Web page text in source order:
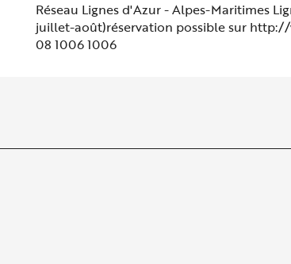
Réseau Lignes d'Azur - Alpes-Maritimes
juillet-août)réservation possible sur
08 1006 1006